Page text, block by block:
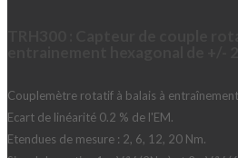
Couplemètre rotatif à balais à
Ecart de linéarité 0.2 % de l'EM.
Etendues de mesure : 2, 6, 12, 20 Nm.